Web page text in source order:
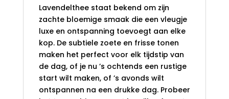
Lavendelthee staat bekend om zijn
zachte bloemige smaak die een vleugje
luxe en ontspanning toevoegt aan elke
kop. De subtiele zoete en frisse tonen
maken het perfect voor elk tijdstip van
de dag, of je nu ’s ochtends een rustige
start wilt maken, of ’s avonds wilt
ontspannen na een drukke dag. Probeer